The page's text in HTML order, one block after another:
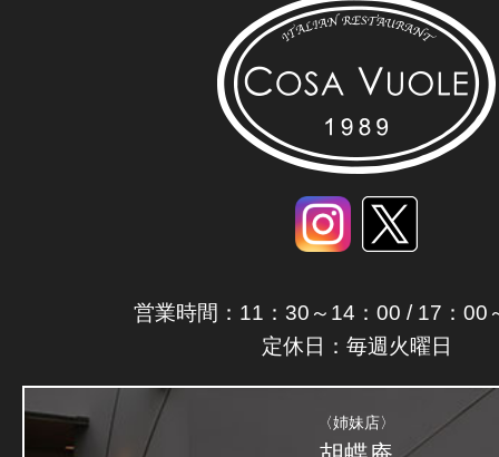
営業時間：11：30～14：00 / 17：00
定休日：毎週火曜日
〈姉妹店〉